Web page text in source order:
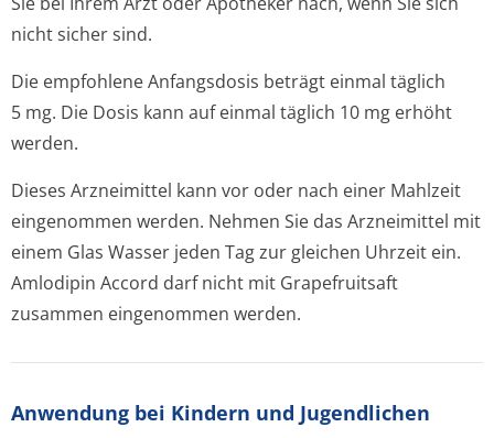
nicht sicher sind.
Die empfohlene Anfangsdosis beträgt einmal täglich
5 mg. Die Dosis kann auf einmal täglich 10 mg erhöht
werden.
Dieses Arzneimittel kann vor oder nach einer Mahlzeit
eingenommen werden. Nehmen Sie das Arzneimittel mit
einem Glas Wasser jeden Tag zur gleichen Uhrzeit ein.
Amlodipin Accord darf nicht mit Grapefruitsaft
zusammen eingenommen werden.
Anwendung bei Kindern und Jugendlichen